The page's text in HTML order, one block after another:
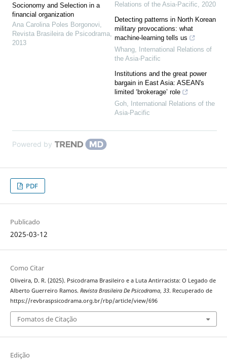
Socionomy and Selection in a
financial organization
Ana Carolina Poles Borgonovi,
Revista Brasileira de Psicodrama,
2013
Relations of the Asia-Pacific, 2020
Detecting patterns in North Korean
military provocations: what
machine-learning tells us
Whang,
International Relations of
the Asia-Pacific
Institutions and the great power
bargain in East Asia: ASEAN's
limited ‘brokerage’ role
Goh,
International Relations of the
Asia-Pacific
Powered by
PDF
Publicado
2025-03-12
Como Citar
Oliveira, D. R. (2025). Psicodrama Brasileiro e a Luta Antirracista: O Legado de
Alberto Guerreiro Ramos. Revista Brasileira De Psicodrama, 33. Recuperado de
https://revbraspsicodrama.org.br/rbp/article/view/696
Fomatos de Citação
Edição